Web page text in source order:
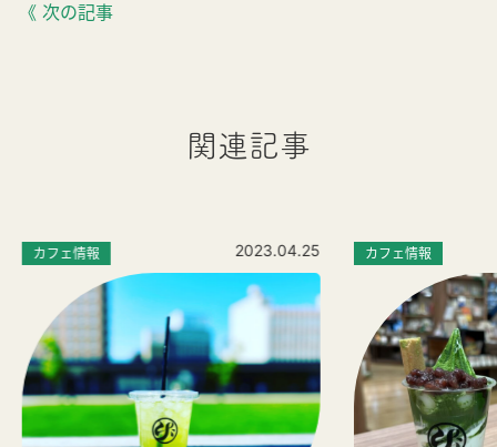
《 次の記事
関連記事
カフェ情報 2023.04.25 カフェ情報